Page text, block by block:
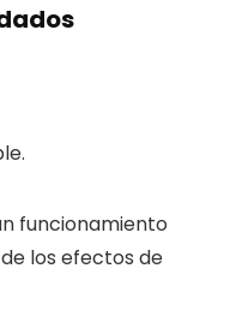
funcionamiento
los efectos de